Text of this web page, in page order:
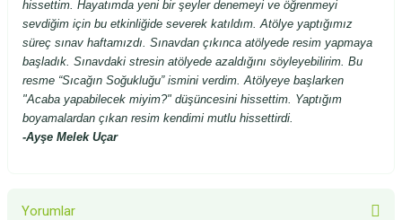
hissettim. Hayatımda yeni bir şeyler denemeyi ve öğrenmeyi
sevdiğim için bu etkinliğide severek katıldım. Atölye yaptığımız
süreç sınav haftamızdı. Sınavdan çıkınca atölyede resim yapmaya
başladık. Sınavdaki stresin atölyede azaldığını söyleyebilirim. Bu
resme “Sıcağın Soğukluğu” ismini verdim. Atölyeye başlarken
"Acaba yapabilecek miyim?" düşüncesini hissettim. Yaptığım
boyamalardan çıkan resim kendimi mutlu hissettirdi.
-Ayşe Melek Uçar
Yorumlar